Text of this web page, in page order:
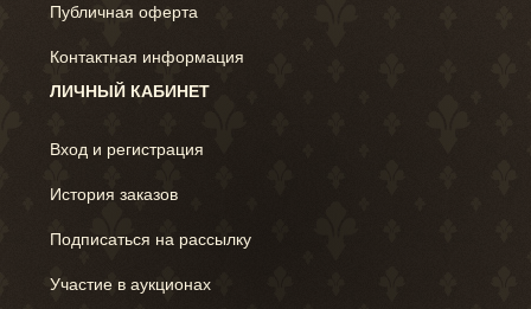
Публичная оферта
Контактная информация
ЛИЧНЫЙ КАБИНЕТ
Вход и регистрация
История заказов
Подписаться на рассылку
Участие в аукционах